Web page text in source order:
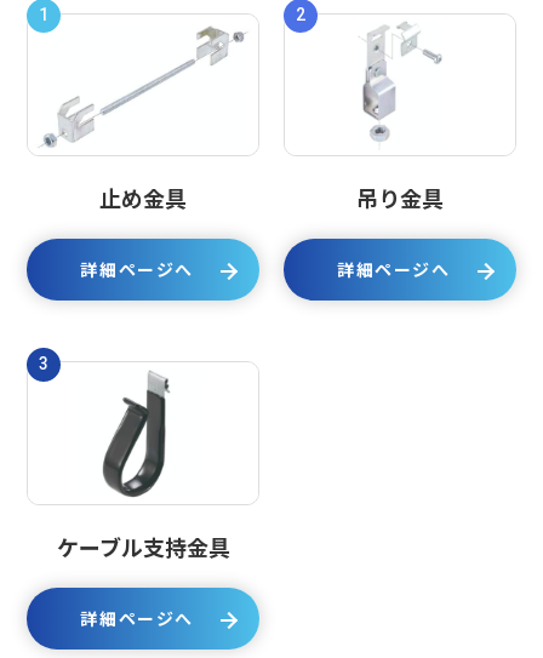
1
止め金具
詳細ページへ
2
吊り金具
詳細ページへ
3
ケーブル支持金具
詳細ページへ